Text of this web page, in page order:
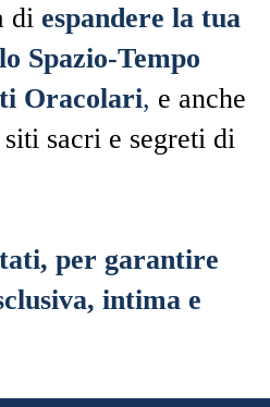
di espandere la tua
Spazio-Tempo
Oracolari, e anche
sacri e segreti di
per garantire
intima e